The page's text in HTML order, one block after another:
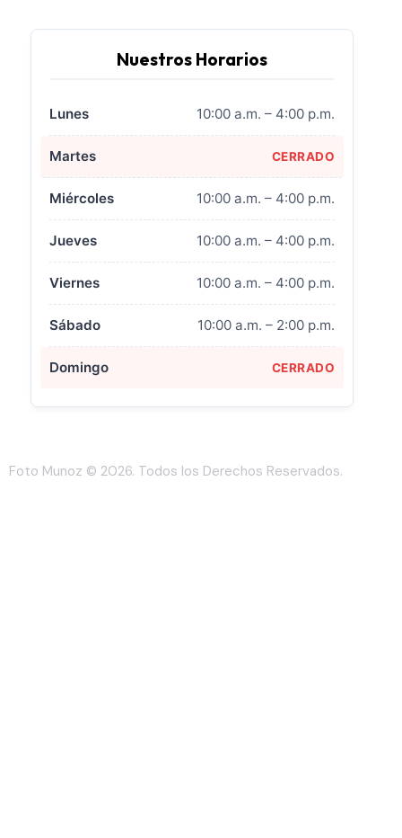
Nuestros Horarios
Lunes 10:00 a.m. – 4:00 p.m.
Martes CERRADO
Miércoles 10:00 a.m. – 4:00 p.m.
Jueves 10:00 a.m. – 4:00 p.m.
Viernes 10:00 a.m. – 4:00 p.m.
Sábado 10:00 a.m. – 2:00 p.m.
Domingo CERRADO
Foto Munoz © 2026. Todos los Derechos Reservados.